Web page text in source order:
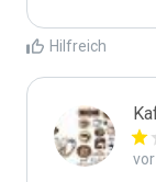
Hilfreich